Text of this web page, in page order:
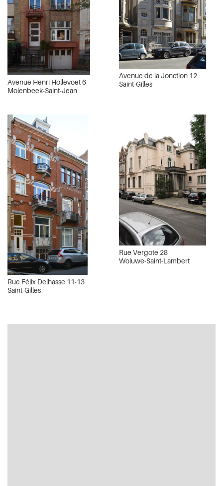
Avenue Henri Hollevoet 6
Molenbeek-Saint-Jean
Avenue de la Jonction 12
Saint-Gilles
Rue Félix Delhasse 11-13
Saint-Gilles
Rue Vergote 28
Woluwe-Saint-Lambert